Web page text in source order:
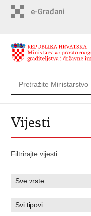
Vijesti
Filtrirajte vijesti: